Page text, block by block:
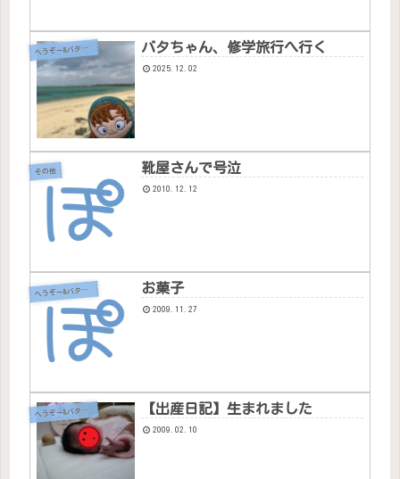
へ
うぞー&バタちゃん バタちゃん、修学旅行へ行く
2025.12.02
その他 靴屋さんで号泣
2010.12.12
へ
うぞー&バタちゃん お菓子
2009.11.27
へ
うぞー&バタちゃん 【出産日記】生まれました
2009.02.10